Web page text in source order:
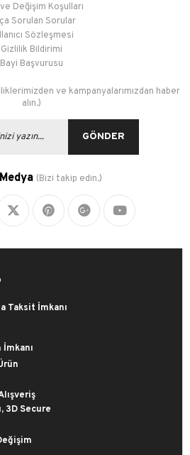
Değişim Koşulları
Sorulan Sorular
Sözleşmesi
Gizlilik Bildirimi
Bayi Başvurusu
ve kampanyalarımızdan haber
alın.)
GÖNDER
(Bizi takip edin.)
Taksit İmkanı
İmkanı
3D Secure